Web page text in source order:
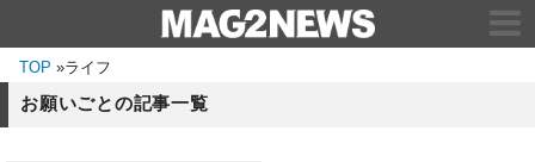
TOP »ライフ
お願いごとの記事一覧